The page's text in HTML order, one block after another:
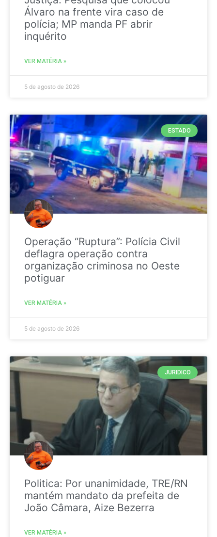
Álvaro na frente vira caso de
polícia; MP manda PF abrir
inquérito
VER MATÉRIA »
5 de agosto de 2026
ESTADO
Operação “Ruptura”: Polícia Civil
deflagra operação contra
organização criminosa no Oeste
potiguar
VER MATÉRIA »
5 de agosto de 2026
JURIDICO
Politica: Por unanimidade, TRE/RN
mantém mandato da prefeita de
João Câmara, Aize Bezerra
VER MATÉRIA »